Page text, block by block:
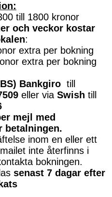
till 1800 kronor
och veckor kostar
:
extra per bokning
extra per bokning
Bankgiro till
eller via Swish till
mejl med
betalningen.
inom en eller ett
inte återfinns i
bokningen.
senast 7 dagar efter